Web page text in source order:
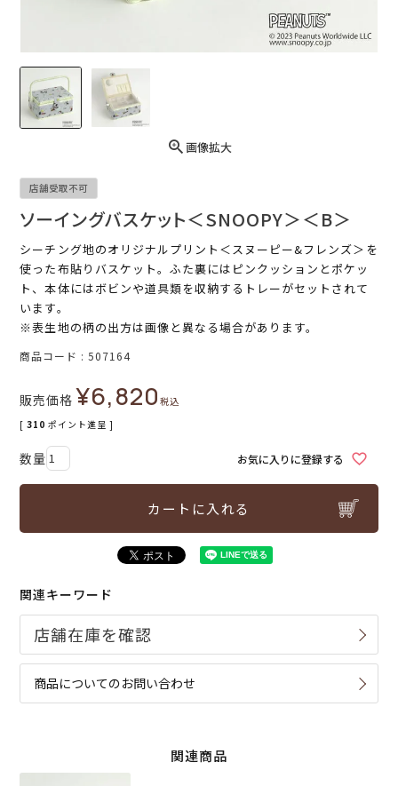
画像拡大
店舗受取不可
ソーイングバスケット＜SNOOPY＞＜B＞
シーチング地のオリジナルプリント＜スヌーピー&フレンズ＞を
使った布貼りバスケット。ふた裏にはピンクッションとポケッ
ト、本体にはボビンや道具類を収納するトレーがセットされて
います。
※表生地の柄の出方は画像と異なる場合があります。
商品コード 507164
販売価格 ¥6,820税込
[ 310 ポイント進呈 ]
お気に入りに登録する
カートに入れる
関連キーワード
商品についてのお問い合わせ
関連商品